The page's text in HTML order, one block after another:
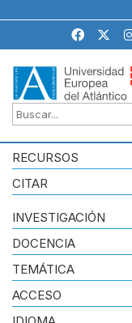
RECURSOS
CITAR
INVESTIGACIÓN
DOCENCIA
TEMÁTICA
ACCESO